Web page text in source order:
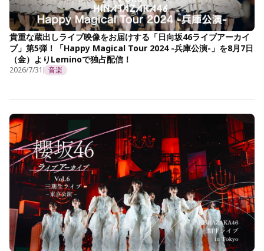
貴重な蔵出しライブ映像をお届けする「日向坂46ライブアーカイ
ブ」第5弾！「Happy Magical Tour 2024 -兵庫公演-」を8月7日
（金）よりLeminoで独占配信！
2026/7/31 音楽